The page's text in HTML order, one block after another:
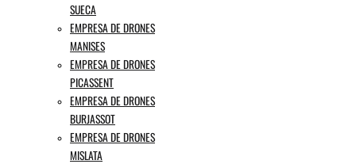
SUECA
EMPRESA DE DRONES
MANISES
EMPRESA DE DRONES
PICASSENT
EMPRESA DE DRONES
BURJASSOT
EMPRESA DE DRONES
MISLATA